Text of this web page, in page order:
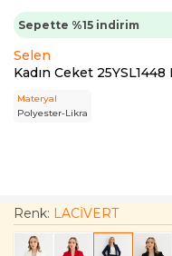
Sepette %15 indirim
Selen
Kadın Ceket
Materyal
Polyester-Likra
Renk: LACİVERT